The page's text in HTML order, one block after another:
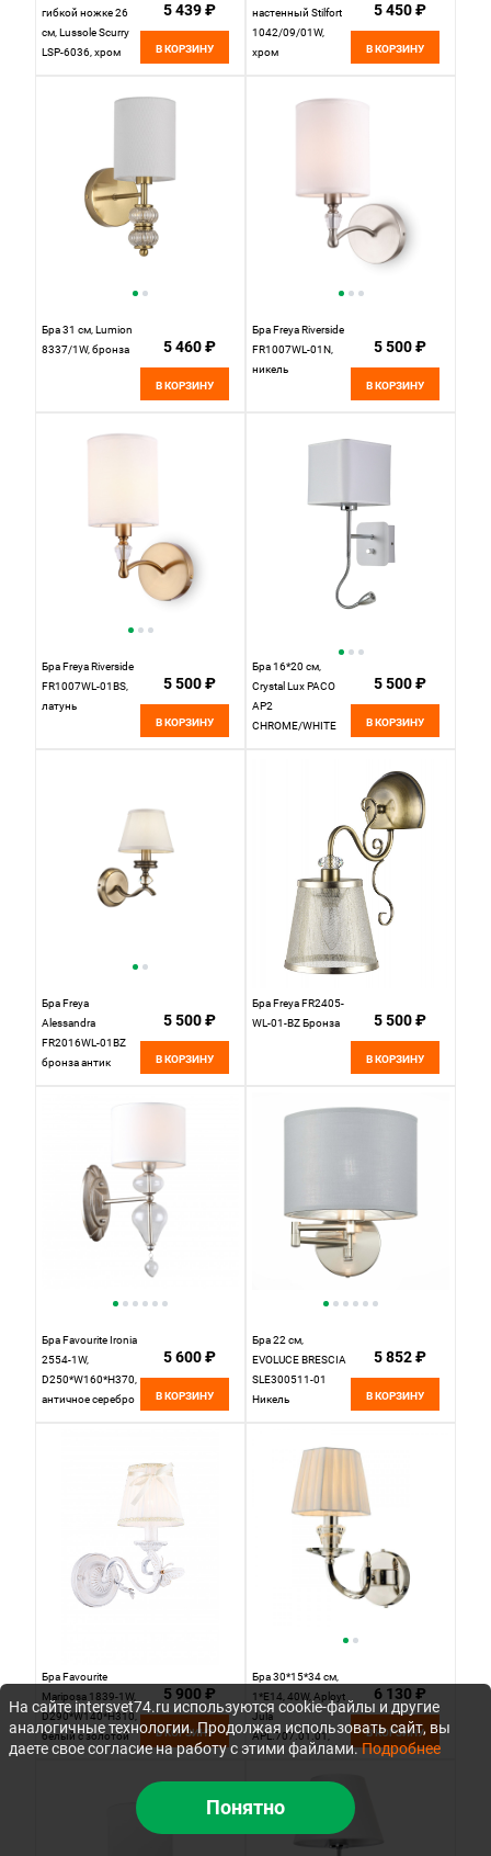
гибкой ножке 26
см, Lussole Scurry
LSP-6036, хром
5 439 ₽
В КОРЗИНУ
настенный Stilfort
1042/09/01W,
хром
5 450 ₽
В КОРЗИНУ
Бра 31 см, Lumion
8337/1W, бронза
5 460 ₽
В КОРЗИНУ
Бра Freya Riverside
FR1007WL-01N,
никель
5 500 ₽
В КОРЗИНУ
Бра Freya Riverside
FR1007WL-01BS,
латунь
5 500 ₽
В КОРЗИНУ
Бра 16*20 см,
Crystal Lux PACO
AP2
CHROME/WHITE
5 500 ₽
В КОРЗИНУ
Бра Freya
Alessandra
FR2016WL-01BZ
бронза антик
5 500 ₽
В КОРЗИНУ
Бра Freya FR2405-
WL-01-BZ Бронза
5 500 ₽
В КОРЗИНУ
Бра Favourite Ironia
2554-1W,
D250*W160*H370,
античное серебро
5 600 ₽
В КОРЗИНУ
Бра 22 см,
EVOLUCE BRESCIA
SLE300511-01
Никель
5 852 ₽
В КОРЗИНУ
Бра Favourite
Mariposa 1839-1W,
D290*W140*H310,
белый с золотой
патиной
5 900 ₽
В КОРЗИНУ
Бра 30*15*34 см,
1*E14, 40W, Aployt
Jula
APL.707.01.01,
хром
6 130 ₽
В КОРЗИНУ
На сайте intersvet74.ru используются cookie-файлы и другие
аналогичные технологии. Продолжая использовать сайт, вы
даете свое согласие на работу с этими файлами.Подробнее
Понятно